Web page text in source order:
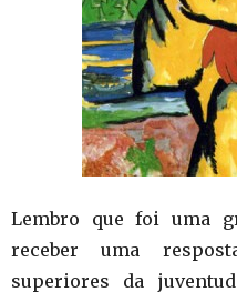
Lembro que foi uma
receber uma
superiores da